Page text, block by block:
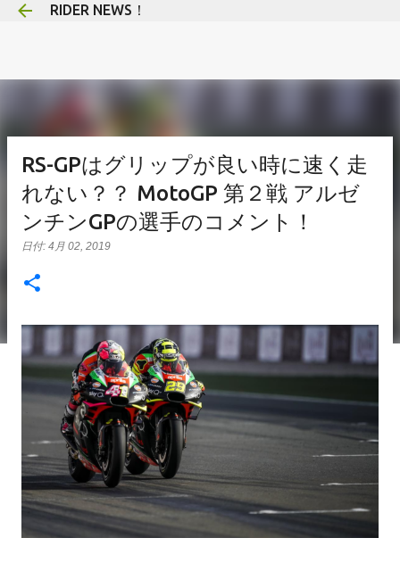
RIDER NEWS！
RS-GPはグリップが良い時に速く走
れない？？ MotoGP 第２戦 アルゼ
ンチンGPの選手のコメント！
日付: 4月 02, 2019